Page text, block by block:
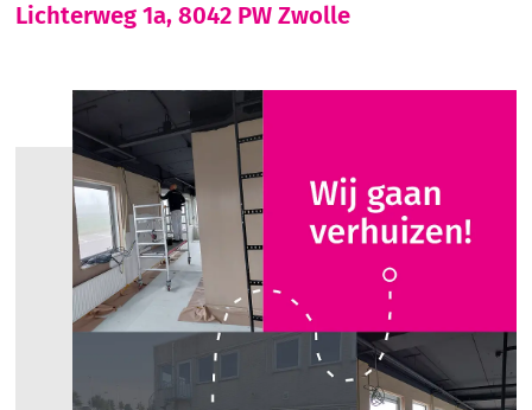
Lichterweg 1a, 8042 PW Zwolle